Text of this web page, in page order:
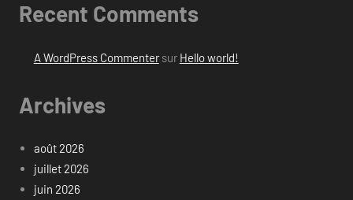
Recent Comments
A WordPress Commentersur Hello world!
Archives
août 2026
juillet 2026
juin 2026